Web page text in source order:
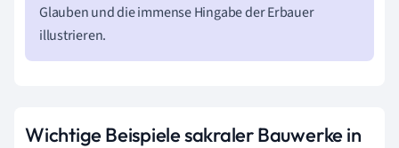
Glauben und die immense Hingabe der Erbauer
illustrieren.
Wichtige Beispiele sakraler Bauwerke in